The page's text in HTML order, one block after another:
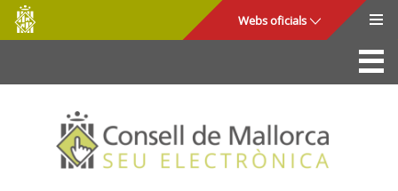
Salta al contingut principal
Consell
de
Mallorca
Webs oficials
La Seu
Consell de Mallorca
Accés i seguretat